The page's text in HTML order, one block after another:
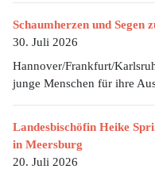
Schaumherzen und Segen
30. Juli 2026
Hannover/Frankfurt/
junge Menschen für ihre
Landesbischöfin Heike
in Meersburg
20. Juli 2026